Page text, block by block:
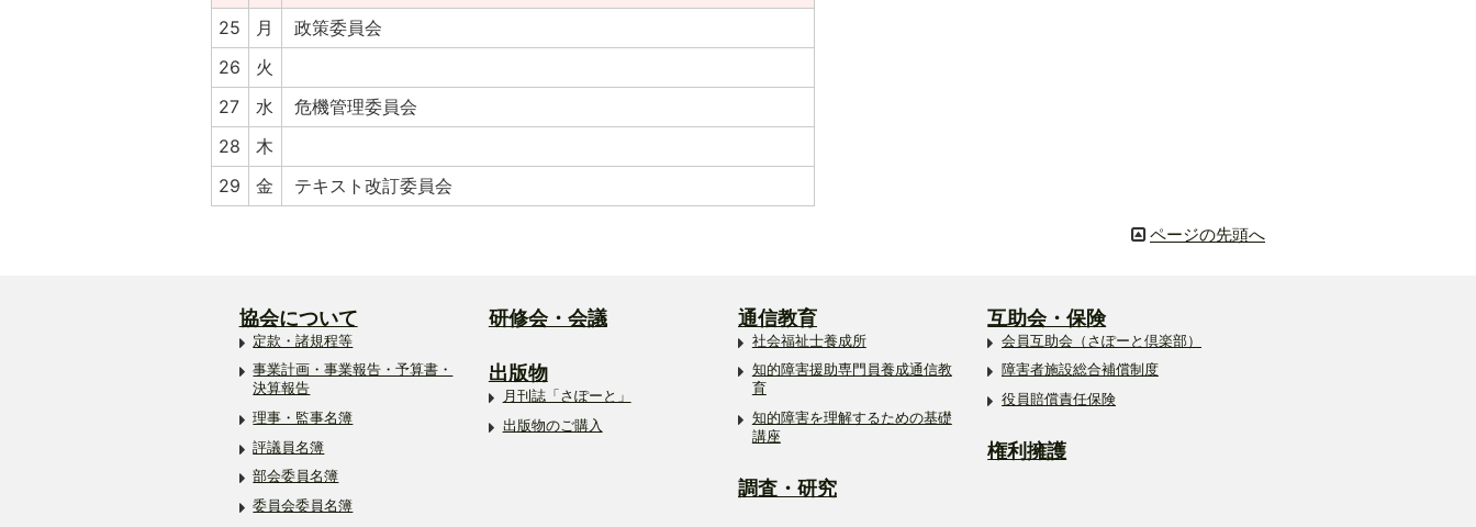
25
月
政策委員会
26
火
27
水
危機管理委員会
28
木
29
金 テキスト改訂委員会
ページの先頭へ
協会について
定款・諸規程等
事業計画・事業報告・予算書・
決算報告
理事・監事名簿
評議員名簿
部会委員名簿
委員会委員名簿
研修会・会議
出版物
月刊誌「さぽーと」
出版物のご購入
通信教育
社会福祉士養成所
知的障害援助専門員養成通信教
育
知的障害を理解するための基礎
講座
調査・研究
互助会・保険
会員互助会（さぽーと倶楽部）
障害者施設総合補償制度
役員賠償責任保険
権利擁護